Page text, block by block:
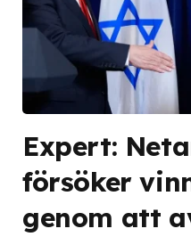
Expert:
försöker
genom att